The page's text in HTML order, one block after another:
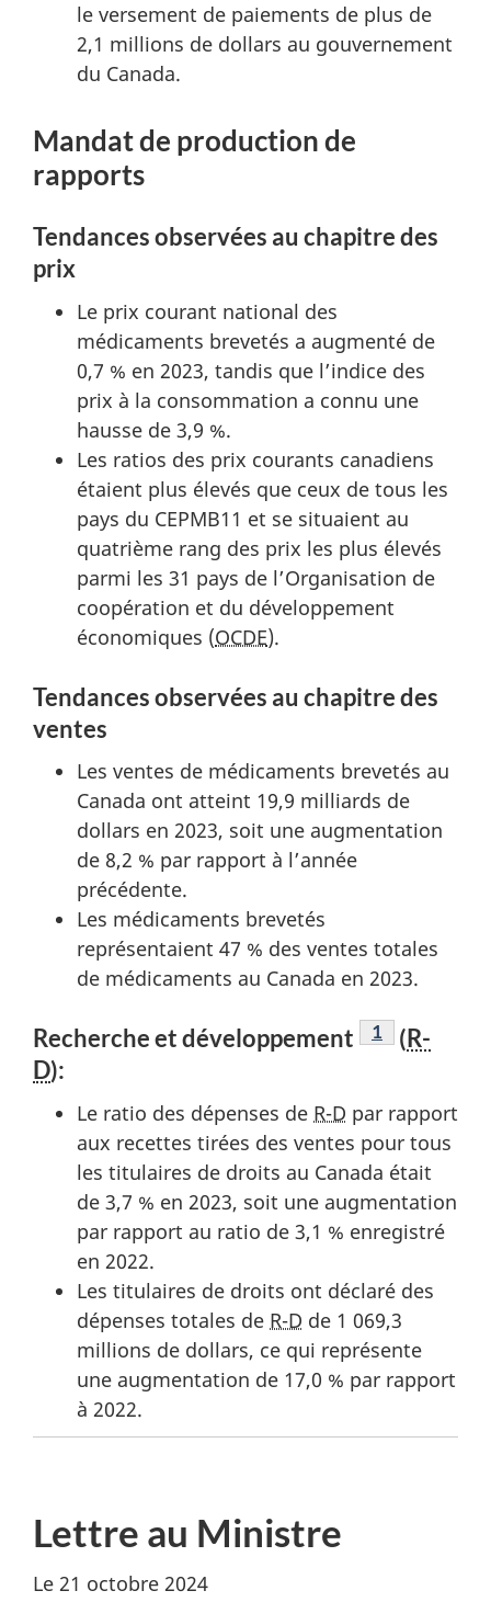
le versement de paiements de plus de
2,1 millions de dollars au gouvernement
du Canada.
Mandat de production de
rapports
Tendances observées au chapitre des
prix
Le prix courant national des
médicaments brevetés a augmenté de
0,7 % en 2023, tandis que l’indice des
prix à la consommation a connu une
hausse de 3,9 %.
Les ratios des prix courants canadiens
étaient plus élevés que ceux de tous les
pays du CEPMB11 et se situaient au
quatrième rang des prix les plus élevés
parmi les 31 pays de l’Organisation de
coopération et du développement
économiques (OCDE).
Tendances observées au chapitre des
ventes
Les ventes de médicaments brevetés au
Canada ont atteint 19,9 milliards de
dollars en 2023, soit une augmentation
de 8,2 % par rapport à l’année
précédente.
Les médicaments brevetés
représentaient 47 % des ventes totales
de médicaments au Canada en 2023.
Recherche et développement Note de bas
1 (R-
D):
Le ratio des dépenses de R-D par rapport
aux recettes tirées des ventes pour tous
les titulaires de droits au Canada était
de 3,7 % en 2023, soit une augmentation
par rapport au ratio de 3,1 % enregistré
en 2022.
Les titulaires de droits ont déclaré des
dépenses totales de R-D de 1 069,3
millions de dollars, ce qui représente
une augmentation de 17,0 % par rapport
à 2022.
Lettre au Ministre
Le 21 octobre 2024